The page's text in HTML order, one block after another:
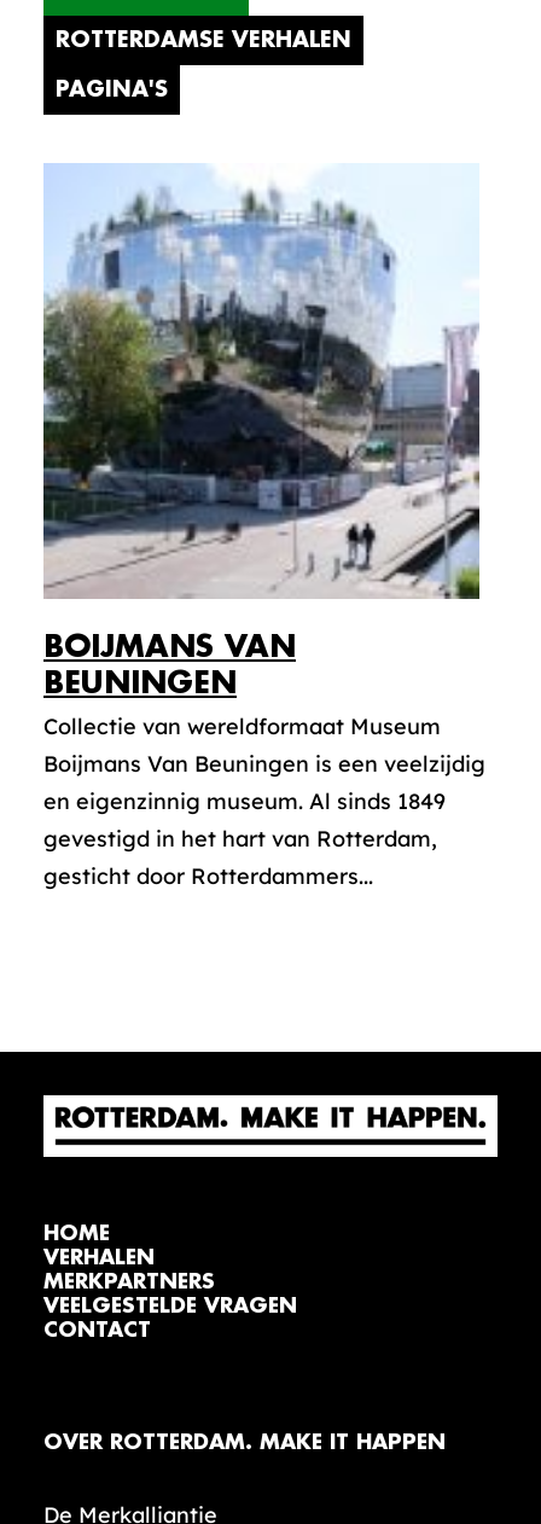
ROTTERDAMSE VERHALEN
PAGINA'S
BOIJMANS VAN
BEUNINGEN
Collectie van wereldformaat Museum
Boijmans Van Beuningen is een veelzijdig
en eigenzinnig museum. Al sinds 1849
gevestigd in het hart van Rotterdam,
gesticht door Rotterdammers...
HOME
VERHALEN
MERKPARTNERS
VEELGESTELDE VRAGEN
CONTACT
OVER ROTTERDAM. MAKE IT HAPPEN
De Merkalliantie